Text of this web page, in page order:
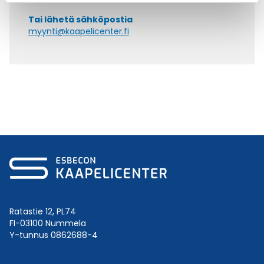
Tai lähetä sähköpostia
myynti@kaapelicenter.fi
Ratastie 12, PL74
FI-03100 Nummela
Y-tunnus 0862688-4